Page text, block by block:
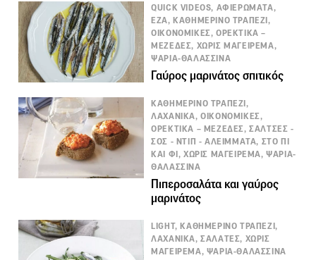
QUICK VIDEOS, ΑΦΙΕΡΩΜΑΤΑ,
ΕΖΑ, ΚΑΘΗΜΕΡΙΝΟ ΤΡΑΠΕΖΙ,
ΟΙΚΟΝΟΜΙΚΕΣ, ΟΡΕΚΤΙΚΑ –
ΜΕΖΕΔΕΣ, ΧΩΡΙΣ ΜΑΓΕΙΡΕΜΑ,
ΨΑΡΙΑ-ΘΑΛΑΣΣΙΝΑ
Γαύρος μαρινάτος σπιτικός
ΚΑΘΗΜΕΡΙΝΟ ΤΡΑΠΕΖΙ,
ΛΑΧΑΝΙΚΑ, ΟΙΚΟΝΟΜΙΚΕΣ,
ΟΡΕΚΤΙΚΑ – ΜΕΖΕΔΕΣ, ΣΑΛΤΣΕΣ -
ΣΟΣ - ΝΤΙΠ - ΑΛΕΙΜΜΑΤΑ, ΣΤΟ ΠΙ
ΚΑΙ ΦΙ, ΧΩΡΙΣ ΜΑΓΕΙΡΕΜΑ, ΨΑΡΙΑ-
ΘΑΛΑΣΣΙΝΑ
Πιπεροσαλάτα και γαύρος
μαρινάτος
LIGHT, ΚΑΘΗΜΕΡΙΝΟ ΤΡΑΠΕΖΙ,
ΛΑΧΑΝΙΚΑ, ΣΑΛΑΤΕΣ, ΧΩΡΙΣ
ΜΑΓΕΙΡΕΜΑ, ΨΑΡΙΑ-ΘΑΛΑΣΣΙΝΑ